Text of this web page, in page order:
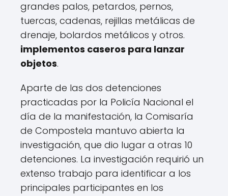
grandes palos, petardos, pernos,
tuercas, cadenas, rejillas metálicas de
drenaje, bolardos metálicos y otros.
implementos caseros para lanzar
objetos.
Aparte de las dos detenciones
practicadas por la Policía Nacional el
día de la manifestación, la Comisaría
de Compostela mantuvo abierta la
investigación, que dio lugar a otras 10
detenciones. La investigación requirió un
extenso trabajo para identificar a los
principales participantes en los